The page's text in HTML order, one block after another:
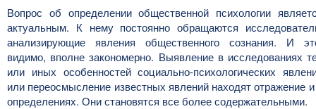
Вопрос об определении общественной психологии
актуальным. К нему постоянно обращаются
анализирующие явления общественного сознания. И
видимо, вполне закономерно. Выявление в исследованиях
или иных особенностей социально-психологических
или переосмысление известных явлений находят отражение
определениях. Они становятся все более содержательными.